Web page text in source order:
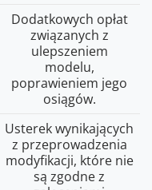
Dodatkowych opłat
związanych z
ulepszeniem
modelu,
poprawieniem jego
osiągów.
Usterek wynikających
z przeprowadzenia
modyfikacji, które nie
są zgodne z